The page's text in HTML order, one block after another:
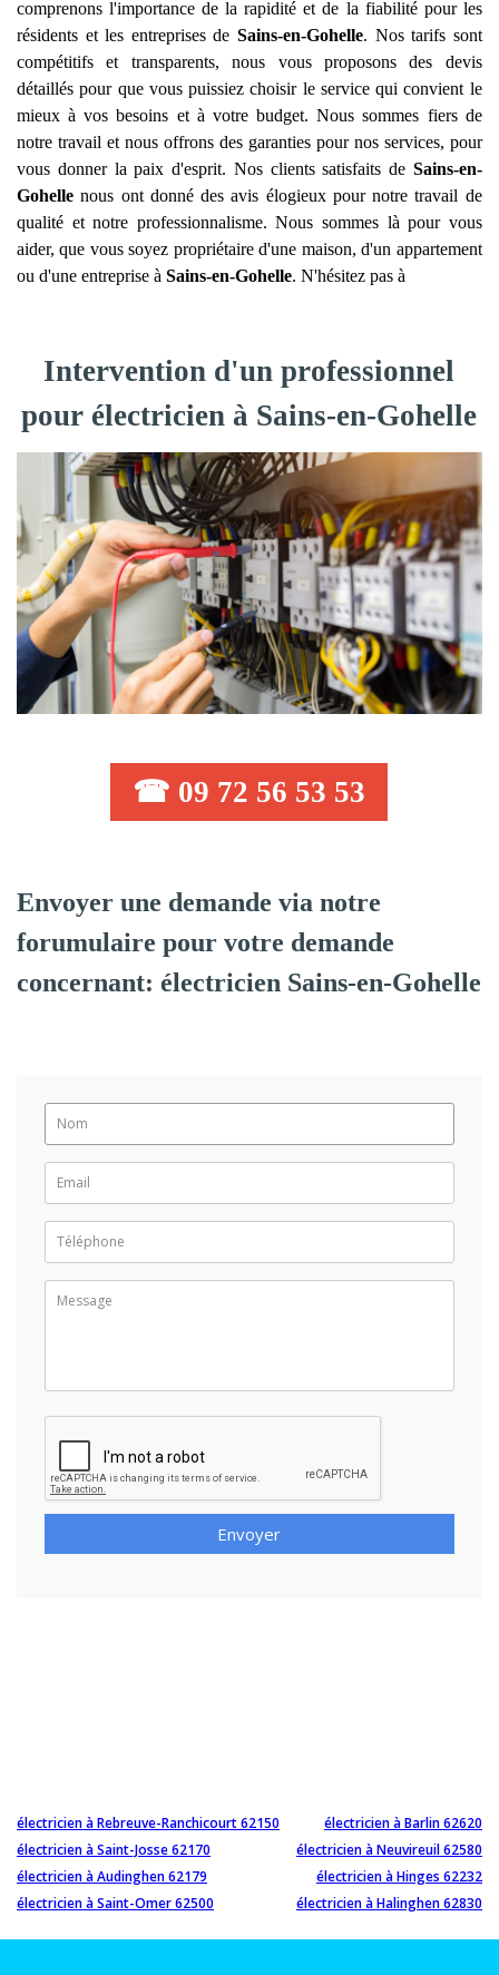
comprenons l'importance de la rapidité et de la fiabilité pour les
résidents et les entreprises de Sains-en-Gohelle. Nos tarifs sont
compétitifs et transparents, nous vous proposons des devis
détaillés pour que vous puissiez choisir le service qui convient le
mieux à vos besoins et à votre budget. Nous sommes fiers de
notre travail et nous offrons des garanties pour nos services, pour
vous donner la paix d'esprit. Nos clients satisfaits de Sains-en-
Gohelle nous ont donné des avis élogieux pour notre travail de
qualité et notre professionnalisme. Nous sommes là pour vous
aider, que vous soyez propriétaire d'une maison, d'un appartement
ou d'une entreprise à Sains-en-Gohelle. N'hésitez pas à
Intervention d'un professionnel
pour électricien à Sains-en-Gohelle
☎ 09 72 56 53 53
Envoyer une demande via notre
forumulaire pour votre demande
concernant: électricien Sains-en-Gohelle
Envoyer
électricien à Rebreuve-Ranchicourt 62150
électricien à Barlin 62620
électricien à Saint-Josse 62170
électricien à Neuvireuil 62580
électricien à Audinghen 62179
électricien à Hinges 62232
électricien à Saint-Omer 62500
électricien à Halinghen 62830